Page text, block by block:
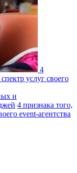
4
услуг своего
и
4 признака того,
event-агентства